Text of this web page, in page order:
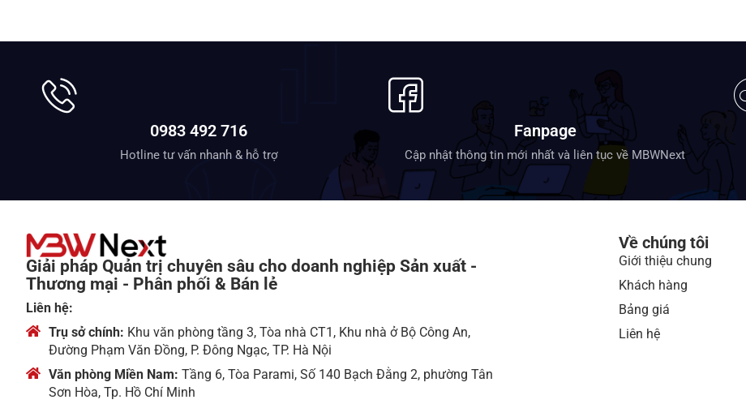
0983 492 716
Hotline tư vấn nhanh & hỗ trợ
Fanpage
Cập nhật thông tin mới nhất và liên tục về MBWNext
Giải pháp Quản trị chuyên sâu cho doanh nghiệp Sản xuất -
Thương mại - Phân phối & Bán lẻ
Liên hệ:
Trụ sở chính: Khu văn phòng tầng 3, Tòa nhà CT1, Khu nhà ở Bộ Công An,
Đường Phạm Văn Đồng, P. Đông Ngạc, TP. Hà Nội
Văn phòng Miền Nam: Tầng 6, Tòa Parami, Số 140 Bạch Đằng 2, phường Tân
Sơn Hòa, Tp. Hồ Chí Minh
Về chúng tôi
Giới thiệu chung
Khách hàng
Bảng giá
Liên hệ